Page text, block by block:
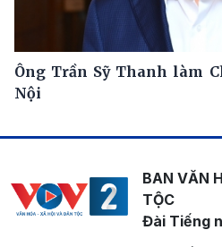
Ông Trần Sỹ Thanh làm
Nội
BAN VĂN
TỘC
Đài Tiếng